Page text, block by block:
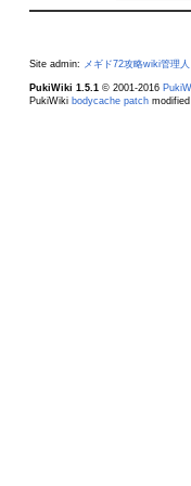
Site admin: メギド72攻略wiki管理人
PukiWiki 1.5.1© 2001-2016
PukiWiki bodycache patchmodified